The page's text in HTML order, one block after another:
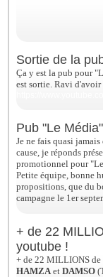
Sortie de la
Ça y est la pub pour
est sortie. Ravi d'avoir
Pub "Le
Je ne fais quasi
cause, je réponds
promotionnel pour
Petite équipe, bonne
propositions, que du
campagne le 1er
+ de 22
youtube !
+ de 22 MILLIONS de
HAMZA etDAMSO